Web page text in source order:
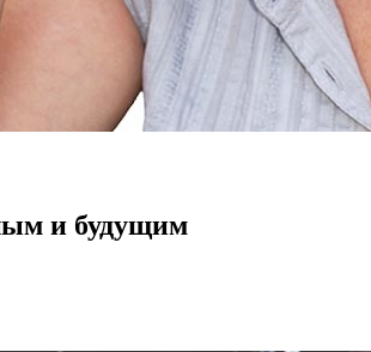
и будущим